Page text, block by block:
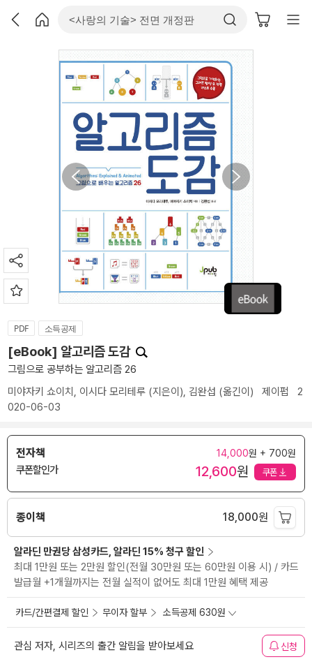
PDF 소득공제
[eBook] 알고리즘 도감
그림으로 공부하는 알고리즘 26
미야자키 쇼이치 , 이시다 모리테루 (지은이), 김완섭 (옮긴이) 제이펍
2
020-06-03
전자책 14,000원 + 700원
쿠폰할인가 12,600원 쿠폰
종이책 18,000원
알라딘 만권당 삼성카드, 알라딘 15% 청구 할인
최대 1만원 또는 2만원 할인(전월 30만원 또는 60만원 이용 시) / 카드
발급월 +1개월까지는 전월 실적이 없어도 최대 1만원 혜택 제공
카드/간편결제 할인 무이자 할부 소득공제 630원
관심 저자, 시리즈의 출간 알림을 받아보세요 신청